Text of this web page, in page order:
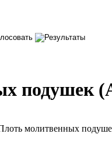
подушек